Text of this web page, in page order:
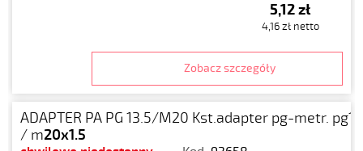
5,12 zł
4,16 zł netto
Zobacz szczegóły
ADAPTER PA PG 13.5/M20 Kst.adapter pg-metr.
/ m20x1.5